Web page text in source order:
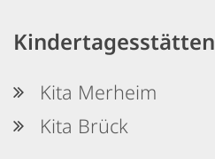
Kindertagesstätten
Kita Merheim
Kita Brück